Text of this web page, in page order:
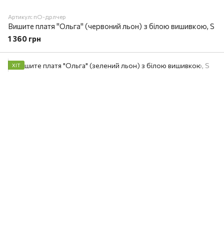
Артикул: пО-дрлчер
Вишите платя "Ольга" (червоний льон) з білою вишивкою, S
1 360 грн
ХІТ